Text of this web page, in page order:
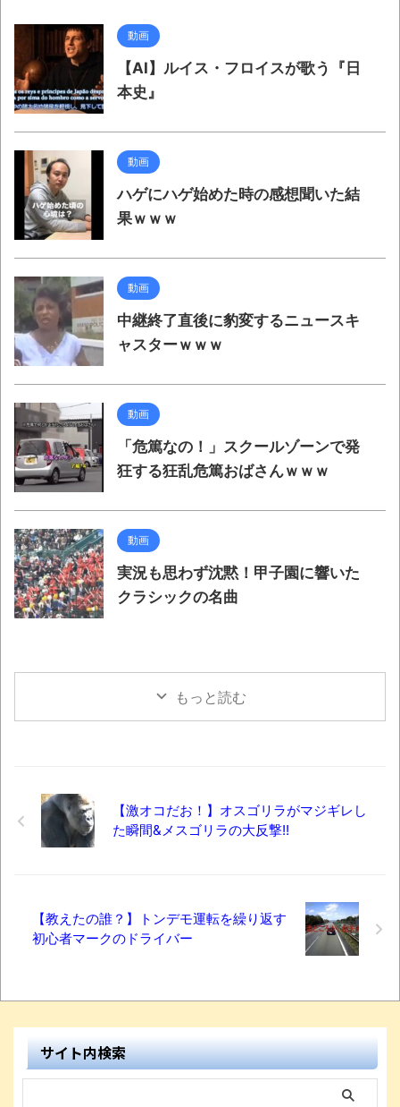
動画
【AI】ルイス・フロイスが歌う『日
本史』
動画
ハゲにハゲ始めた時の感想聞いた結
果ｗｗｗ
動画
中継終了直後に豹変するニュースキ
ャスターｗｗｗ
動画
「危篤なの！」スクールゾーンで発
狂する狂乱危篤おばさんｗｗｗ
動画
実況も思わず沈黙！甲子園に響いた
クラシックの名曲
もっと読む
【激オコだお！】オスゴリラがマジギレし
た瞬間&メスゴリラの大反撃!!
【教えたの誰？】トンデモ運転を繰り返す
初心者マークのドライバー
サイト内検索